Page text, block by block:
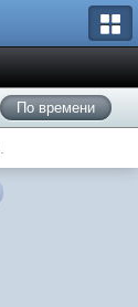
По времени